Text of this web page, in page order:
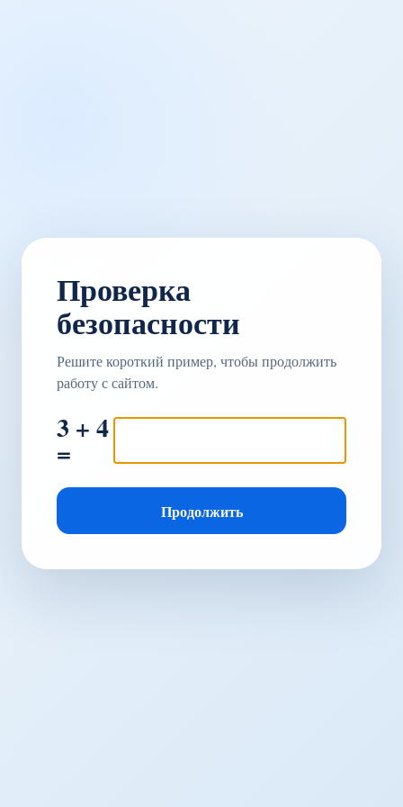
Проверка
безопасности
Решите короткий пример, чтобы продолжить
работу с сайтом.
3 + 4
=
Продолжить